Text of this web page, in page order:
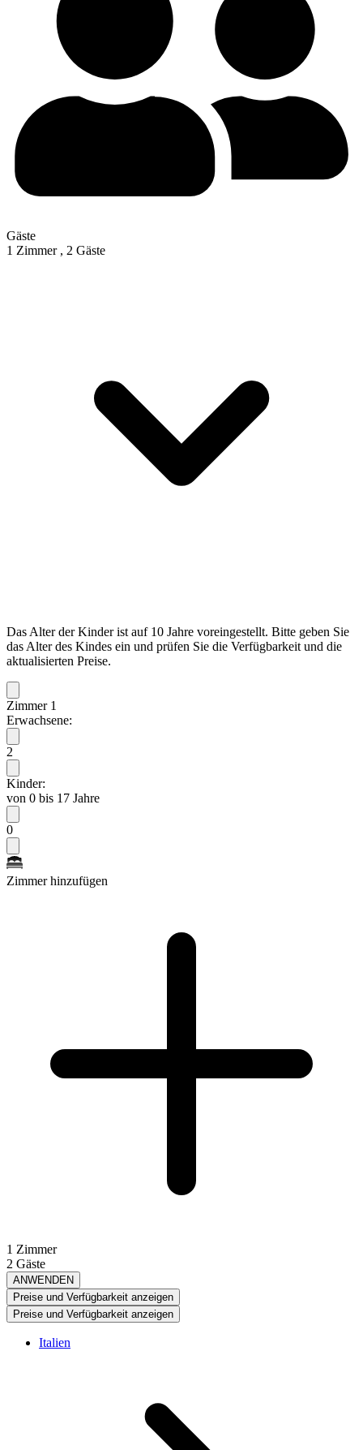
Gäste
1 Zimmer , 2 Gäste
Das Alter der Kinder ist auf 10 Jahre voreingestellt. Bitte geben Sie
das Alter des Kindes ein und prüfen Sie die Verfügbarkeit und die
aktualisierten Preise.
Zimmer 1
Erwachsene:
2
Kinder:
von 0 bis 17 Jahre
0
Zimmer hinzufügen
1 Zimmer
2 Gäste
ANWENDEN
Preise und Verfügbarkeit anzeigen
Preise und Verfügbarkeit anzeigen
Italien